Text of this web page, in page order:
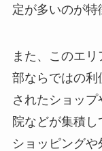
定が多いのが特
また、このエ
部ならではの利
されたショッ
院などが集積
ショッピング